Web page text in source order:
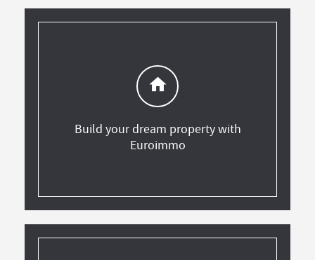
home
Build your dream property with
Euroimmo